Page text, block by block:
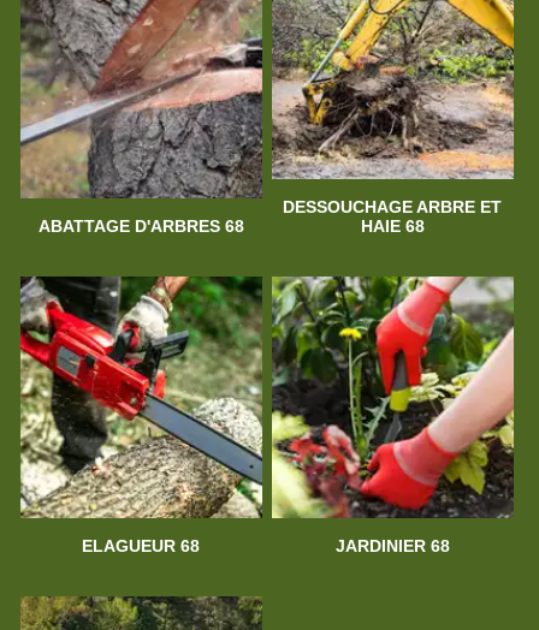
ABATTAGE D'ARBRES 68
DESSOUCHAGE ARBRE ET
HAIE 68
ELAGUEUR 68 JARDINIER 68